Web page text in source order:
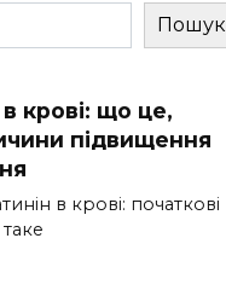
Пошук
крові: що це,
підвищення
в крові: початкові